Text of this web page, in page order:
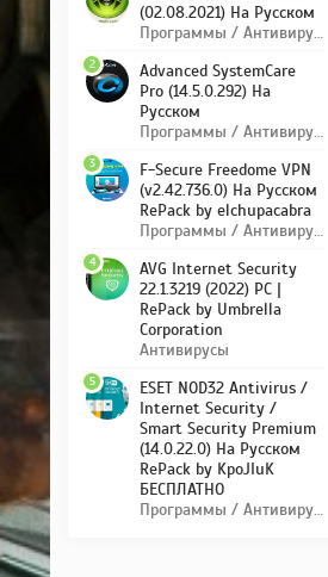
(02.08.2021) На Русском
Программы / Антивирусы
Advanced SystemCare
Pro (14.5.0.292) На
Русском
Программы / Антивирусы
2
F-Secure Freedome VPN
(v2.42.736.0) На Русском
RePack by elchupacabra
Программы / Антивирусы
3
AVG Internet Security
22.1.3219 (2022) PC |
RePack by Umbrella
Corporation
Антивирусы
4
ESET NOD32 Antivirus /
Internet Security /
Smart Security Premium
(14.0.22.0) На Русском
RePack by KpoJIuK
БЕСПЛАТНО
Программы / Антивирусы
5